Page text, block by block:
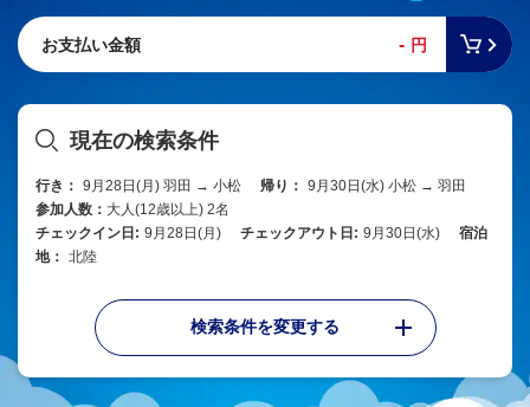
お支払い金額 - 円
現在の検索条件
行き： 9月28日(月) 羽田 → 小松 帰り： 9月30日(水) 小松 → 羽田
参加人数： 大人(12歳以上) 2名
チェックイン日: 9月28日(月) チェックアウト日: 9月30日(水)
宿泊
地： 北陸
検索条件を変更する